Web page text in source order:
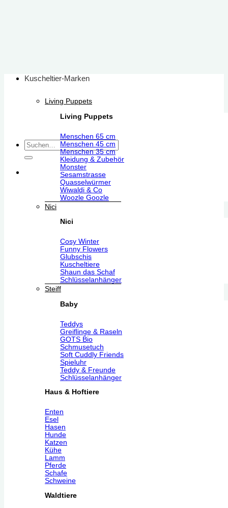
Suchen
nach:
Kuscheltier-Marken
Living Puppets
Living Puppets
Menschen 65 cm
Menschen 45 cm
Menschen 35 cm
Kleidung & Zubehör
Monster
Sesamstrasse
Quasselwürmer
Wiwaldi & Co
Woozle Goozle
Nici
Nici
Cosy Winter
Funny Flowers
Glubschis
Kuscheltiere
Shaun das Schaf
Schlüsselanhänger
Steiff
Baby
Teddys
Greiflinge & Raseln
GOTS Bio
Schmusetuch
Soft Cuddly Friends
Spieluhr
Teddy & Freunde
Schlüsselanhänger
Haus & Hoftiere
Enten
Esel
Hasen
Hunde
Katzen
Kühe
Lamm
Pferde
Schafe
Schweine
Waldtiere